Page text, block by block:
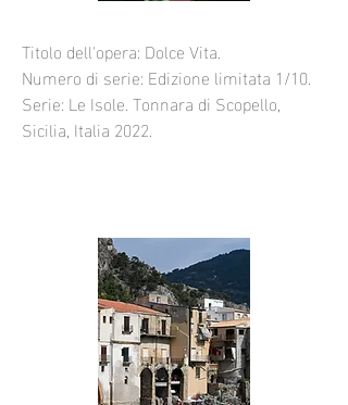
Titolo dell'opera: Dolce Vita.
Numero di serie: Edizione limitata 1/10.
Serie: Le Isole. Tonnara di Scopello,
Sicilia, Italia 2022.